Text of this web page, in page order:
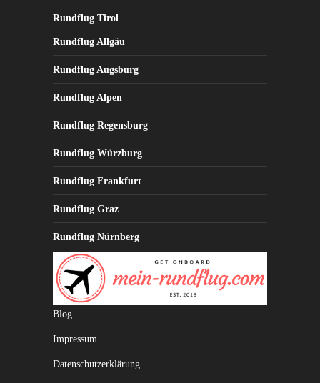
Rundflug Tirol
Rundflug Allgäu
Rundflug Augsburg
Rundflug Alpen
Rundflug Regensburg
Rundflug Würzburg
Rundflug Frankfurt
Rundflug Graz
Rundflug Nürnberg
Blog
Impressum
Datenschutzerklärung